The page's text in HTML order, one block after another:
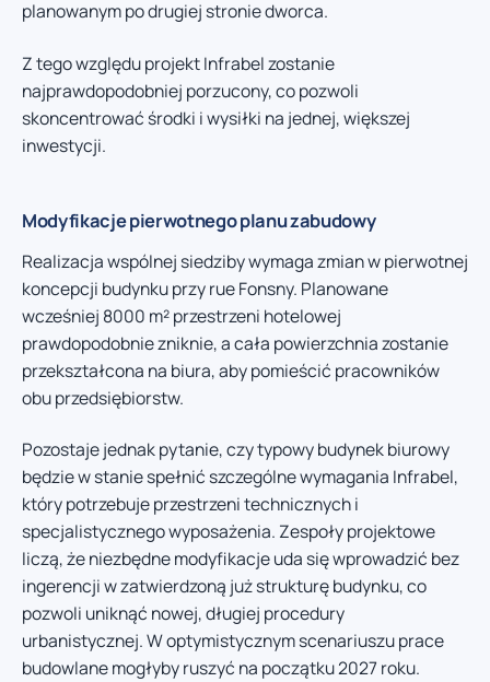
planowanym po drugiej stronie dworca.
Z tego względu projekt Infrabel zostanie
najprawdopodobniej porzucony, co pozwoli
skoncentrować środki i wysiłki na jednej, większej
inwestycji.
Modyfikacje pierwotnego planu zabudowy
Realizacja wspólnej siedziby wymaga zmian w pierwotnej
koncepcji budynku przy rue Fonsny. Planowane
wcześniej 8000 m² przestrzeni hotelowej
prawdopodobnie zniknie, a cała powierzchnia zostanie
przekształcona na biura, aby pomieścić pracowników
obu przedsiębiorstw.
Pozostaje jednak pytanie, czy typowy budynek biurowy
będzie w stanie spełnić szczególne wymagania Infrabel,
który potrzebuje przestrzeni technicznych i
specjalistycznego wyposażenia. Zespoły projektowe
liczą, że niezbędne modyfikacje uda się wprowadzić bez
ingerencji w zatwierdzoną już strukturę budynku, co
pozwoli uniknąć nowej, długiej procedury
urbanistycznej. W optymistycznym scenariuszu prace
budowlane mogłyby ruszyć na początku 2027 roku.